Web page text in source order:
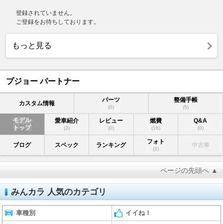
登録されていません。
ご登録をお待ちしております。
もっと見る
プジョー パートナー
カスタム情報 パーツ
(0)
整備手帳
(5)
モデル
トップ
愛車紹介
(3)
レビュー
(0)
燃費
(16)
Q&A
(0)
ブログ スペック ランキング フォト
(2)
中古車
ページの先頭へ ▲
みんカラ 人気のカテゴリ
車種別 イイね！